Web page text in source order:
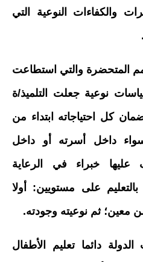
والكفاءات النوعية التي
المتحضرة والتي استطاعت
نوعية جعلت التلميذ/ة
كل احتياجاته ابتداء من
داخل أسرته أو داخل
خبراء في الرعاية
بالتعليم على مستويين: أولا
معين؛ ثم نوعيته وجودته.
دائما تعليم الأطفال